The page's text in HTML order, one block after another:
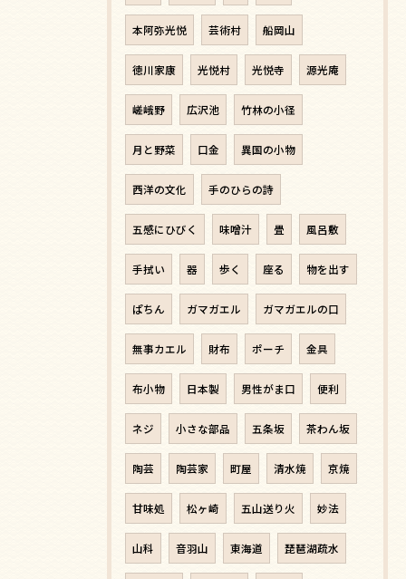
本阿弥光悦 芸術村 船岡山
徳川家康 光悦村 光悦寺 源光庵
嵯峨野 広沢池 竹林の小径
月と野菜 口金 異国の小物
西洋の文化 手のひらの詩
五感にひびく 味噌汁 畳 風呂敷
手拭い 器 歩く 座る 物を出す
ぱちん ガマガエル ガマガエルの口
無事カエル 財布 ポーチ 金具
布小物 日本製 男性がま口 便利
ネジ 小さな部品 五条坂 茶わん坂
陶芸 陶芸家 町屋 清水焼 京焼
甘味処 松ヶ崎 五山送り火 妙法
山科 音羽山 東海道 琵琶湖疏水